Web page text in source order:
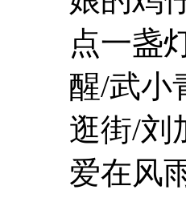
点一盏灯
醒/武小
逛街/刘
爱在风雨